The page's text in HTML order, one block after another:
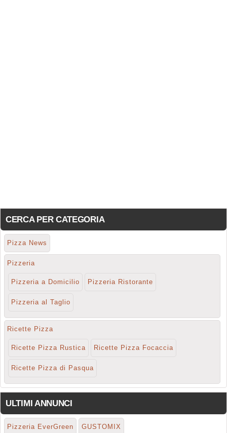
CERCA PER CATEGORIA
Pizza News
Pizzeria
Pizzeria a Domicilio Pizzeria Ristorante
Pizzeria al Taglio
Ricette Pizza
Ricette Pizza Rustica Ricette Pizza Focaccia
Ricette Pizza di Pasqua
ULTIMI ANNUNCI
Pizzeria EverGreen GUSTOMIX